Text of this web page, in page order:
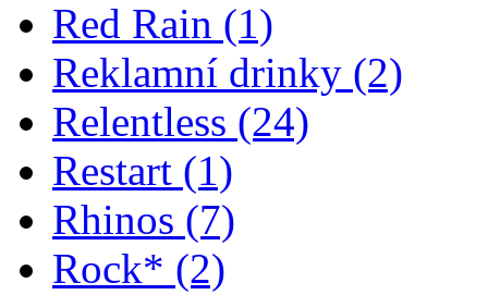
Red Rain (1)
Reklamní drinky (2)
Relentless (24)
Restart (1)
Rhinos (7)
Rock* (2)